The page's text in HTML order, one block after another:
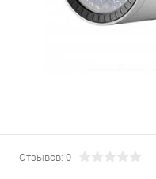
Отзывов: 0